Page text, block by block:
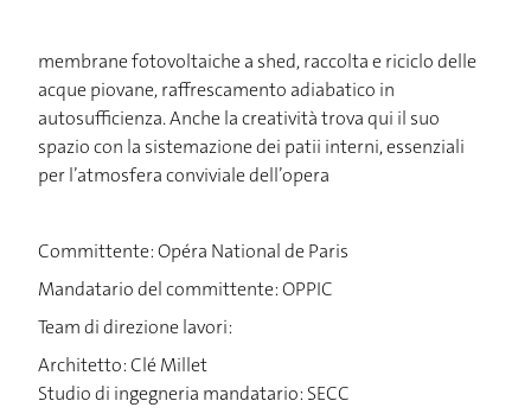
membrane fotovoltaiche a shed, raccolta e riciclo delle
acque piovane, raffrescamento adiabatico in
autosufficienza. Anche la creatività trova qui il suo
spazio con la sistemazione dei patii interni, essenziali
per l’atmosfera conviviale dell’opera
Committente: Opéra National de Paris
Mandatario del committente: OPPIC
Team di direzione lavori:
Architetto: Clé Millet
Studio di ingegneria mandatario: SECC